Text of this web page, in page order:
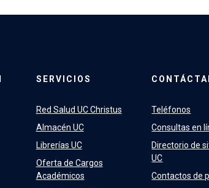
SERVICIOS
Red Salud UC Christus
Almacén UC
Librerías UC
Oferta de Cargos
Académicos
Teléfonos
Consultas en
Directorio de
UC
Contactos de